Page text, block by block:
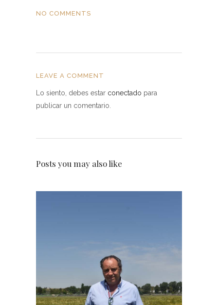
NO COMMENTS
LEAVE A COMMENT
Lo siento, debes estar conectado para
publicar un comentario.
Posts you may also like